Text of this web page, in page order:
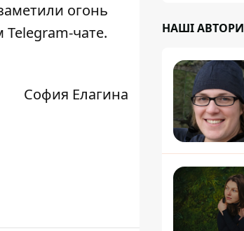
огонь
чате.
София Елагина
НАШІ АВТОРИ